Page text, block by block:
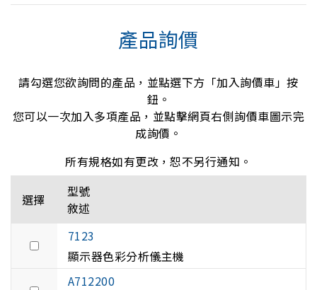
產品詢價
請勾選您欲詢問的產品，並點選下方「加入詢價車」按
鈕。
您可以一次加入多項產品，並點擊網頁右側詢價車圖示完
成詢價。
所有規格如有更改，恕不另行通知。
選擇
型號
敘述
7123
顯示器色彩分析儀主機
A712200